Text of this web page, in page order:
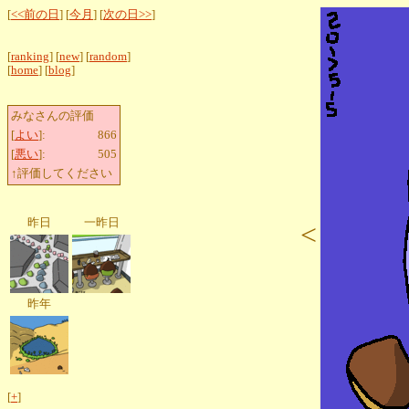
[<<前の日 ] [今月 ] [次の日>>]
[ranking] [new] [random]
[home] [blog]
みなさんの評価
[よい]:
866
[悪い]:
505
↑評価してください
昨日 一昨日
昨年
[+]
<